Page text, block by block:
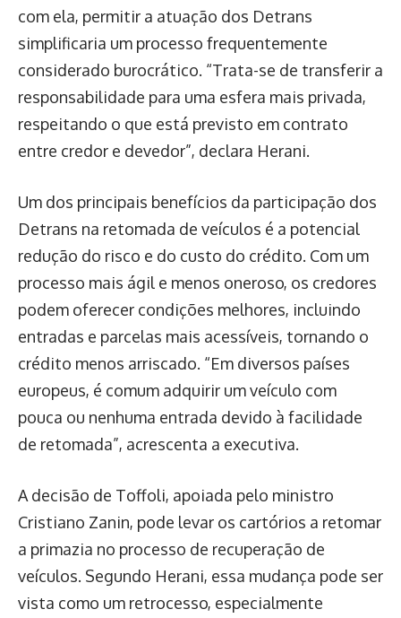
com ela, permitir a atuação dos Detrans
simplificaria um processo frequentemente
considerado burocrático. “Trata-se de transferir a
responsabilidade para uma esfera mais privada,
respeitando o que está previsto em contrato
entre credor e devedor”, declara Herani.
Um dos principais benefícios da participação dos
Detrans na retomada de veículos é a potencial
redução do risco e do custo do crédito. Com um
processo mais ágil e menos oneroso, os credores
podem oferecer condições melhores, incluindo
entradas e parcelas mais acessíveis, tornando o
crédito menos arriscado. “Em diversos países
europeus, é comum adquirir um veículo com
pouca ou nenhuma entrada devido à facilidade
de retomada”, acrescenta a executiva.
A decisão de Toffoli, apoiada pelo ministro
Cristiano Zanin, pode levar os cartórios a retomar
a primazia no processo de recuperação de
veículos. Segundo Herani, essa mudança pode ser
vista como um retrocesso, especialmente